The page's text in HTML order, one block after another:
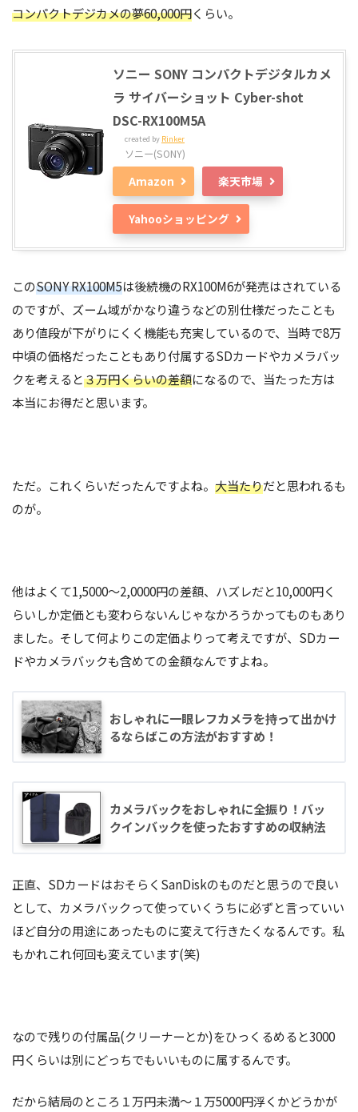
コンパクトデジカメの夢60,000円くらい。
ソニー SONY コンパクトデジタルカメ
ラ サイバーショット Cyber-shot
DSC-RX100M5A
created by Rinker
ソニー(SONY)
Amazon 楽天市場
Yahooショッピング
このSONY RX100M5は後続機のRX100M6が発売はされている
のですが、ズーム域がかなり違うなどの別仕様だったことも
あり値段が下がりにくく機能も充実しているので、当時で8万
中頃の価格だったこともあり付属するSDカードやカメラバッ
クを考えると３万円くらいの差額になるので、当たった方は
本当にお得だと思います。
ただ。これくらいだったんですよね。 大当たりだと思われるも
のが。
他はよくて1,5000〜2,0000円の差額、ハズレだと10,000円く
らいしか定価とも変わらないんじゃなかろうかってものもあり
ました。そして何よりこの定価よりって考えですが、SDカー
ドやカメラバックも含めての金額なんですよね。
おしゃれに一眼レフカメラを持って出かけ
るならばこの方法がおすすめ！
カメラバックをおしゃれに全振り！バッ
クインバックを使ったおすすめの収納法
正直、SDカードはおそらくSanDiskのものだと思うので良い
として、カメラバックって使っていくうちに必ずと言っていい
ほど自分の用途にあったものに変えて行きたくなるんです。私
もかれこれ何回も変えています(笑)
なので残りの付属品(クリーナーとか)をひっくるめると3000
円くらいは別にどっちでもいいものに属するんです。
だから結局のところ１万円未満〜１万5000円浮くかどうかが